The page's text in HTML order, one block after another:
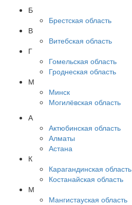
Б
Брестская область
В
Витебская область
Г
Гомельская область
Гроднеская область
М
Минск
Могилёвская область
А
Актюбинская область
Алматы
Астана
К
Карагандинская область
Костанайская область
М
Мангистауская область